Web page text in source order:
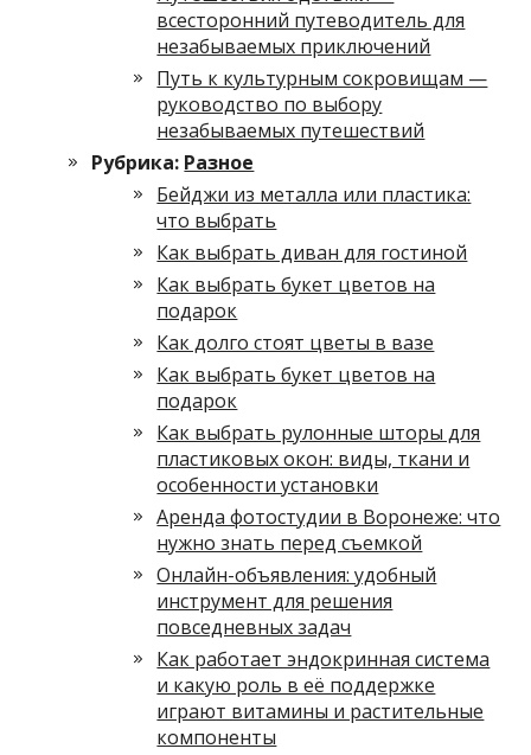
всесторонний путеводитель для
незабываемых приключений
Путь к культурным сокровищам —
руководство по выбору
незабываемых путешествий
Рубрика: Разное
Бейджи из металла или пластика:
что выбрать
Как выбрать диван для гостиной
Как выбрать букет цветов на
подарок
Как долго стоят цветы в вазе
Как выбрать букет цветов на
подарок
Как выбрать рулонные шторы для
пластиковых окон: виды, ткани и
особенности установки
Аренда фотостудии в Воронеже: что
нужно знать перед съемкой
Онлайн-объявления: удобный
инструмент для решения
повседневных задач
Как работает эндокринная система
и какую роль в её поддержке
играют витамины и растительные
компоненты